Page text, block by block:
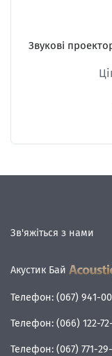
Звукові
Зв'яжіться з нами
Акустик Бай
Телефон: (067) 941-
Телефон: (066) 122-
Телефон: (067) 771-29-